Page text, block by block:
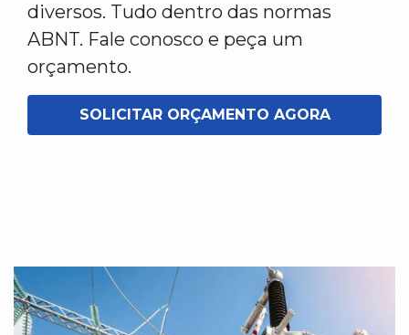
diversos. Tudo dentro das normas
ABNT. Fale conosco e peça um
orçamento.
SOLICITAR ORÇAMENTO AGORA